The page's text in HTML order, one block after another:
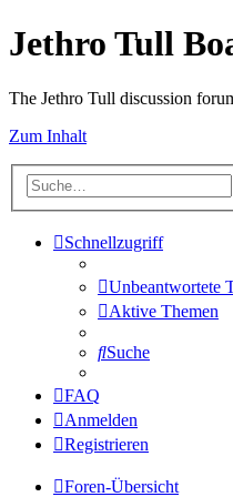
Jethro Tull
The Jethro Tull discussion
Zum Inhalt
Schnellzugriff
Unbeantwortete
Aktive Themen
Suche
FAQ
Anmelden
Registrieren
Foren-Übersicht